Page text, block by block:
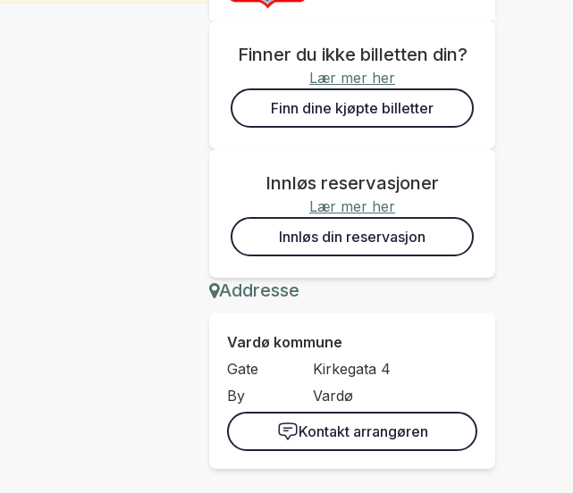
Finner du ikke billetten din?
Lær mer her
Finn dine kjøpte billetter
Innløs reservasjoner
Lær mer her
Innløs din reservasjon
Addresse
Vardø kommune
Gate
Kirkegata 4
By
Vardø
Kontakt arrangøren